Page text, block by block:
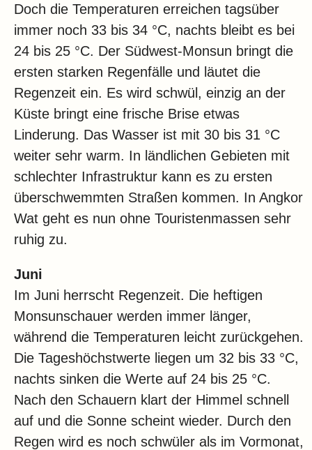
Doch die Temperaturen erreichen tagsüber
immer noch 33 bis 34 °C, nachts bleibt es bei
24 bis 25 °C. Der Südwest-Monsun bringt die
ersten starken Regenfälle und läutet die
Regenzeit ein. Es wird schwül, einzig an der
Küste bringt eine frische Brise etwas
Linderung. Das Wasser ist mit 30 bis 31 °C
weiter sehr warm. In ländlichen Gebieten mit
schlechter Infrastruktur kann es zu ersten
überschwemmten Straßen kommen. In Angkor
Wat geht es nun ohne Touristenmassen sehr
ruhig zu.
Juni
Im Juni herrscht Regenzeit. Die heftigen
Monsunschauer werden immer länger,
während die Temperaturen leicht zurückgehen.
Die Tageshöchstwerte liegen um 32 bis 33 °C,
nachts sinken die Werte auf 24 bis 25 °C.
Nach den Schauern klart der Himmel schnell
auf und die Sonne scheint wieder. Durch den
Regen wird es noch schwüler als im Vormonat,